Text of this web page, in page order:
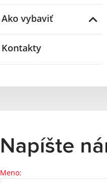
Ako vybaviť
Kontakty
Napíšte
Meno: